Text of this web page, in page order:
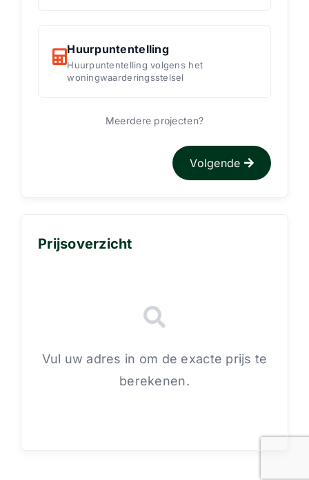
Huurpuntentelling
Huurpuntentelling volgens het
woningwaarderingsstelsel
Meerdere projecten?
Volgende
Prijsoverzicht
Vul uw adres in om de exacte prijs te
berekenen.